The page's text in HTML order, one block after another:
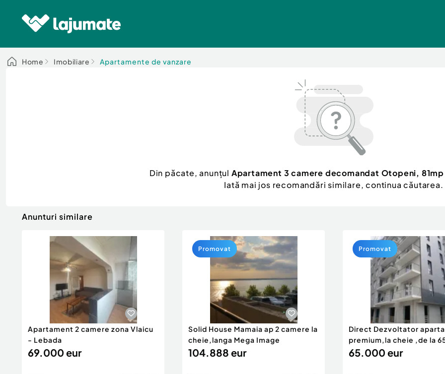
Home Imobiliare Apartamente de vanzare
Din păcate, anunțul Apartament 3 camere decomandat Otopeni, 81mp
Iată mai jos recomandări similare, continua căutarea.
Anunturi similare
Apartament 2 camere zona Vlaicu
- Lebada
69.000 eur
Solid House Mamaia ap 2 camere la
cheie,langa Mega Image
104.888 eur
Promovat
Direct Dezvoltator
premium,la cheie ,de la
eur
65.000 eur
Promovat